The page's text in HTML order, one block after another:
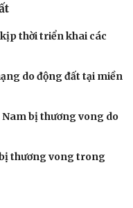
thời triển khai các
do động đất tại miền
bị thương vong do
thương vong trong